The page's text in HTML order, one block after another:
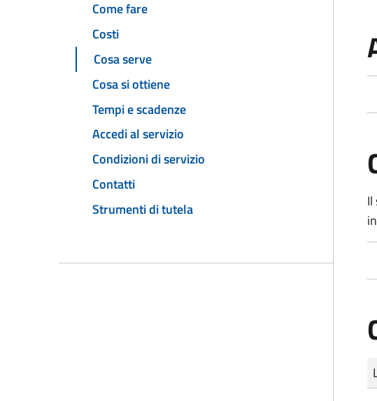
Come fare
Costi
Cosa serve
Cosa si ottiene
Tempi e scadenze
Accedi al servizio
Condizioni di servizio
Contatti
Strumenti di tutela